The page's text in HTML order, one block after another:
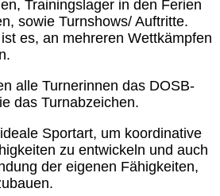
Trainingslager in den Ferien
sowie Turnshows/ Auftritte.
es, an mehreren Wettkämpfen
alle Turnerinnen das DOSB-
das Turnabzeichen.
Sportart, um koordinative
zu entwickeln und auch
der eigenen Fähigkeiten,